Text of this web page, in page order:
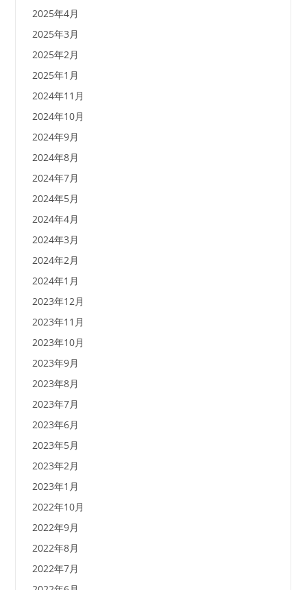
2025年4月
2025年3月
2025年2月
2025年1月
2024年11月
2024年10月
2024年9月
2024年8月
2024年7月
2024年5月
2024年4月
2024年3月
2024年2月
2024年1月
2023年12月
2023年11月
2023年10月
2023年9月
2023年8月
2023年7月
2023年6月
2023年5月
2023年2月
2023年1月
2022年10月
2022年9月
2022年8月
2022年7月